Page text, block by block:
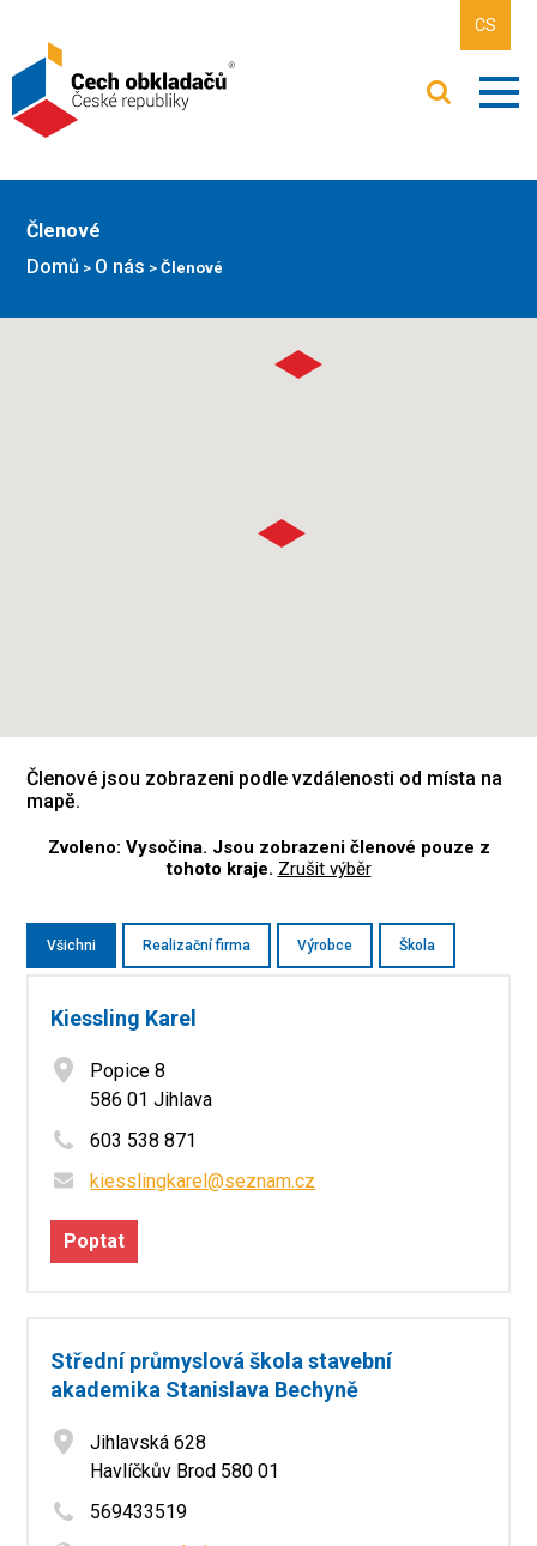
CS
Členové
Domů > O nás >Členové
Členové jsou zobrazeni podle vzdálenosti od místa na
mapě.
Zvoleno: Vysočina. Jsou zobrazeni členové pouze z
tohoto kraje. Zrušit výběr
Všichni Realizační firma Výrobce Škola
Kiessling Karel
Popice 8
586 01 Jihlava
603 538 871
kiesslingkarel@seznam.cz
Poptat
Střední průmyslová škola stavební
akademika Stanislava Bechyně
Jihlavská 628
Havlíčkův Brod 580 01
569433519